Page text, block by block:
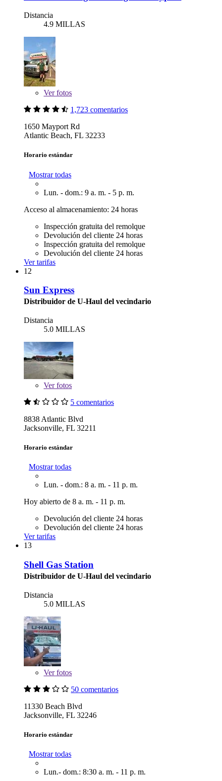
Distancia
4.9 MILLAS
Verfotos
1,723 comentarios
1650 Mayport Rd
Atlantic Beach, FL 32233
Horario estándar
Mostrar todas
Lun. - dom.: 9 a. m. - 5 p. m.
Acceso al almacenamiento: 24 horas
Inspección gratuita del remolque
Devolución del cliente 24 horas
Inspección gratuita del remolque
Devolución del cliente 24 horas
Ver tarifas
12
Sun Express
Distribuidor de U-Haul del vecindario
Distancia
5.0 MILLAS
Verfotos
5 comentarios
8838 Atlantic Blvd
Jacksonville, FL 32211
Horario estándar
Mostrar todas
Lun. - dom.: 8 a. m. - 11 p. m.
Hoy abierto de 8 a. m. - 11 p. m.
Devolución del cliente 24 horas
Devolución del cliente 24 horas
Ver tarifas
13
Shell Gas Station
Distribuidor de U-Haul del vecindario
Distancia
5.0 MILLAS
Verfotos
50 comentarios
11330 Beach Blvd
Jacksonville, FL 32246
Horario estándar
Mostrar todas
Lun.- dom.: 8:30 a. m. - 11 p. m.